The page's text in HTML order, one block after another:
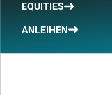
EQUITIES
ANLEIHEN